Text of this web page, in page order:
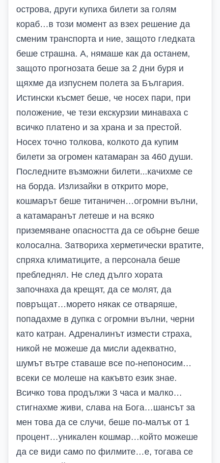
острова, други купиха билети за голям
кораб…в този момент аз взех решение да
сменим транспорта и ние, защото гледката
беше страшна. А, нямаше как да останем,
защото прогнозата беше за 2 дни буря и
щяхме да изпуснем полета за България.
Истински късмет беше, че носех пари, при
положение, че тези екскурзии минаваха с
всичко платено и за храна и за престой.
Носех точно толкова, колкото да купим
билети за огромен катамаран за 460 души.
Последните възможни билети...качихме се
на борда. Излизайки в открито море,
кошмарът беше титаничен…огромни вълни,
а катамаранът летеше и на всяко
приземяване опасността да се обърне беше
колосална. Затвориха херметически вратите,
спряха климатиците, а персонала беше
пребледнял. Не след дълго хората
започнаха да крещят, да се молят, да
повръщат…морето някак се отваряше,
попадахме в дупка с огромни вълни, черни
като катран. Адреналинът измести страха,
никой не можеше да мисли адекватно,
шумът вътре ставаше все по-непоносим…
всеки се молеше на какъвто език знае.
Всичко това продължи 3 часа и малко…
стигнахме живи, слава на Бога…шансът за
мен това да се случи, беше по-малък от 1
процент…уникален кошмар…който можеше
да се види само по филмите…е, тогава се